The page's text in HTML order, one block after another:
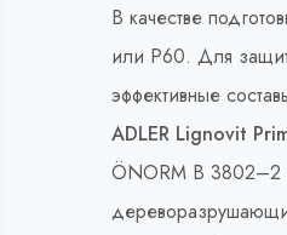
В качестве
или Р60. Для
эффективные
ADLER Lignovit
ÖNORM B 3802–2